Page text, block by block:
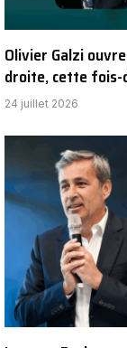
Olivier Galzi
droite, cette fois-
24 juillet 2026